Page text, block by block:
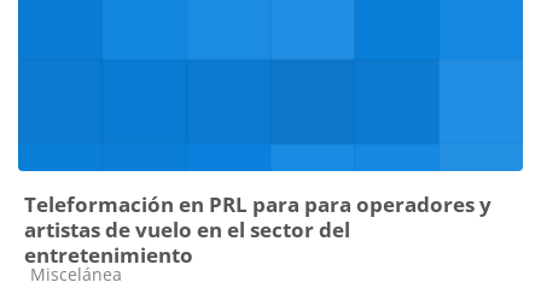
Teleformación en PRL para para operadores y
artistas de vuelo en el sector del
entretenimiento
Categoría de cursos
Miscelánea